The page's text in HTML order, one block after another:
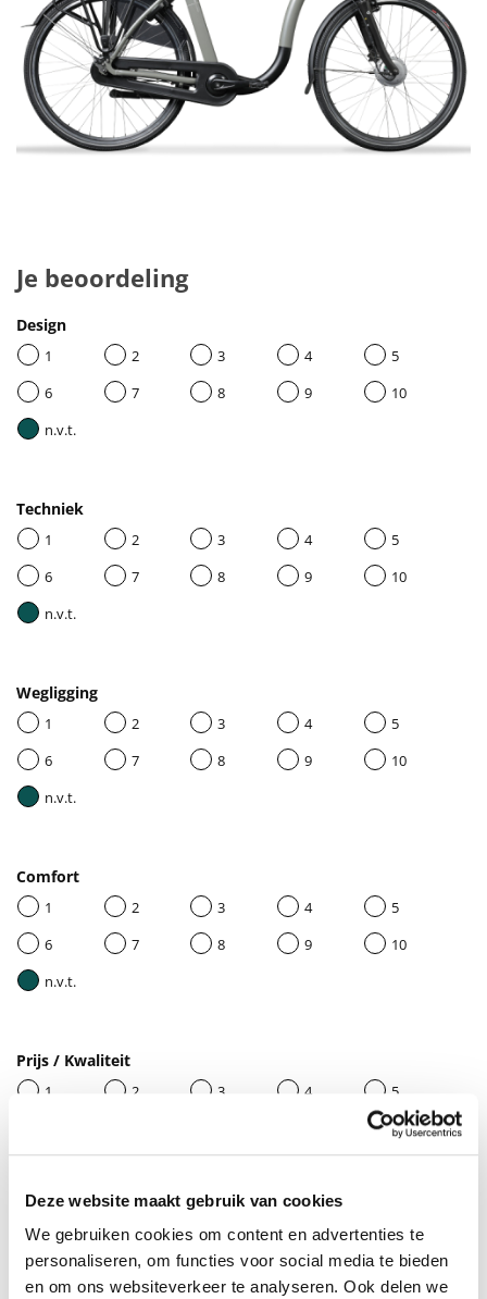
Deze website maakt gebruik van cookies
We gebruiken cookies om content en advertenties te
personaliseren, om functies voor social media te bieden
en om ons websiteverkeer te analyseren. Ook delen we
Je beoordeling
Design
1 2 3 4
5
6
7 8 9
10
n.v.t.
Techniek
1 2 3 4
5
6
7 8 9
10
n.v.t.
Wegligging
1 2 3 4
5
6
7 8 9
10
n.v.t.
Comfort
1 2 3 4
5
6
7 8 9
10
n.v.t.
Prijs / Kwaliteit
1 2 3 4
5
10
Geef je beoordeling een titel